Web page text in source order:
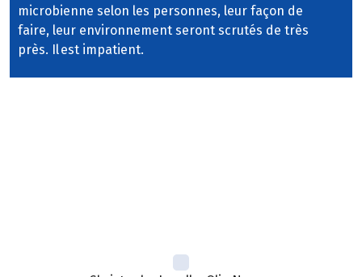
microbienne selon les personnes, leur façon de
faire, leur environnement seront scrutés de très
près. Il est impatient.